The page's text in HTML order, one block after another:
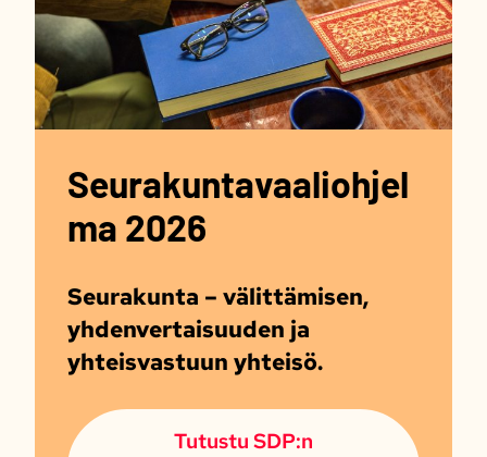
Seurakuntavaaliohjel
ma 2026
Seurakunta – välittämisen,
yhdenvertaisuuden ja
yhteisvastuun yhteisö.
Tutustu SDP:n